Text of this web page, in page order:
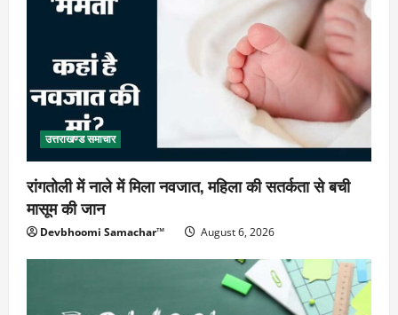
उत्तराखण्ड समाचार
रांगतोली में नाले में मिला नवजात, महिला की सतर्कता से बची
मासूम की जान
Devbhoomi Samachar™ August 6, 2026